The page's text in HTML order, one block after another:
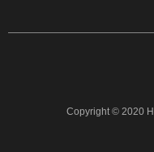
Copyright © 2020